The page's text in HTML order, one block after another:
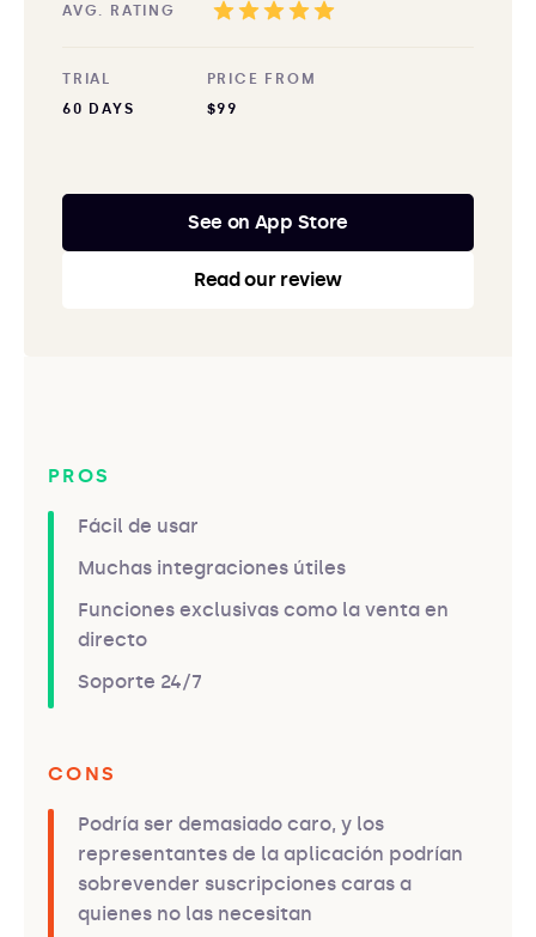
AVG. RATING
TRIAL
60 DAYS
PRICE FROM
$99
See on App Store
Read our review
PROS
Fácil de usar
Muchas integraciones útiles
Funciones exclusivas como la venta en
directo
Soporte 24/7
CONS
Podría ser demasiado caro, y los
representantes de la aplicación podrían
sobrevender suscripciones caras a
quienes no las necesitan